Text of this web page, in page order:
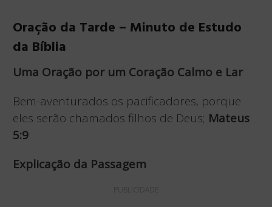
Oração da Tarde – Minuto de Estudo
da Bíblia
Uma Oração por um Coração Calmo e Lar
Bem-aventurados os pacificadores, porque
eles serão chamados filhos de Deus; Mateus
5:9
Explicação da Passagem
PUBLICIDADE